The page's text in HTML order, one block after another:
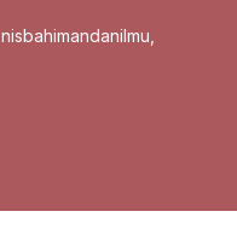
nisbahimandanilmu